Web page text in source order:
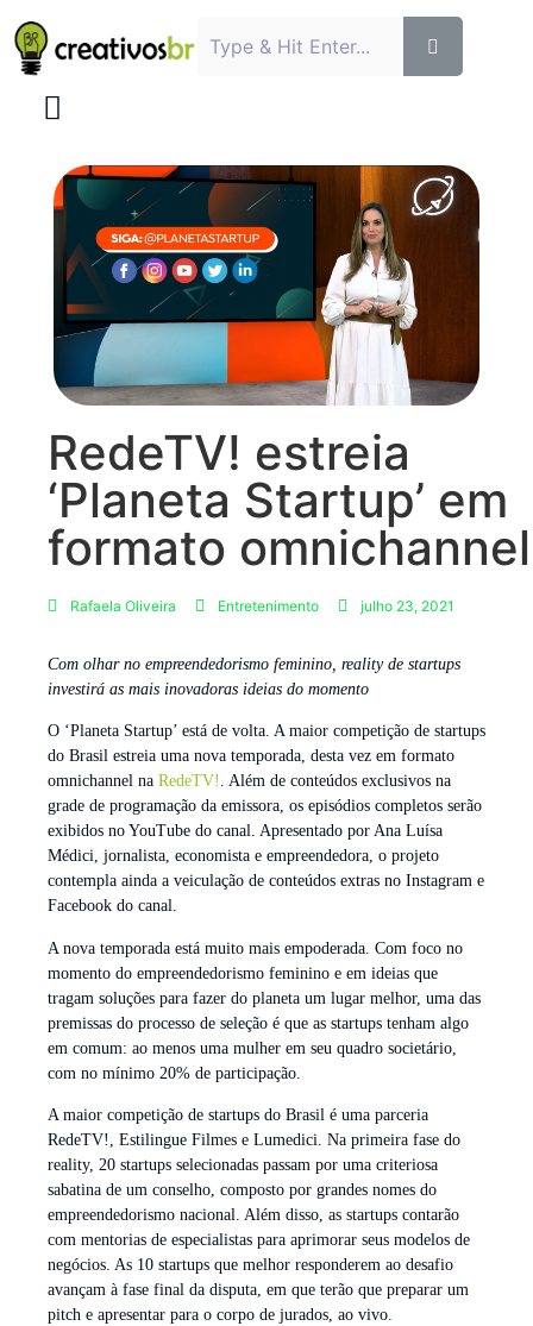
RedeTV! estreia
‘Planeta Startup’ em
formato omnichannel
Rafaela Oliveira Entretenimento julho 23, 2021
Com olhar no empreendedorismo feminino, reality de startups
investirá as mais inovadoras ideias do momento
O ‘Planeta Startup’ está de volta. A maior competição de startups
do Brasil estreia uma nova temporada, desta vez em formato
omnichannel na RedeTV! . Além de conteúdos exclusivos na
grade de programação da emissora, os episódios completos serão
exibidos no YouTube do canal. Apresentado por Ana Luísa
Médici, jornalista, economista e empreendedora, o projeto
contempla ainda a veiculação de conteúdos extras no Instagram e
Facebook do canal.
A nova temporada está muito mais empoderada. Com foco no
momento do empreendedorismo feminino e em ideias que
tragam soluções para fazer do planeta um lugar melhor, uma das
premissas do processo de seleção é que as startups tenham algo
em comum: ao menos uma mulher em seu quadro societário,
com no mínimo 20% de participação.
A maior competição de startups do Brasil é uma parceria
RedeTV!, Estilingue Filmes e Lumedici. Na primeira fase do
reality, 20 startups selecionadas passam por uma criteriosa
sabatina de um conselho, composto por grandes nomes do
empreendedorismo nacional. Além disso, as startups contarão
com mentorias de especialistas para aprimorar seus modelos de
negócios. As 10 startups que melhor responderem ao desafio
avançam à fase final da disputa, em que terão que preparar um
pitch e apresentar para o corpo de jurados, ao vivo.